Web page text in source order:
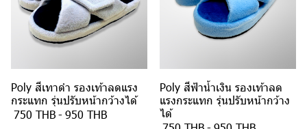
Poly สีเทาดำ รองเท้าลดแรง
กระแทก รุ่นปรับหน้ากว้างได้
750 THB-950 THB
Poly สีฟ้าน้ำเงิน รองเท้าลด
แรงกระแทก รุ่นปรับหน้ากว้าง
ได้